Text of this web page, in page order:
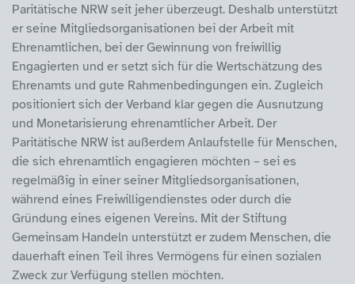
Paritätische NRW seit jeher überzeugt. Deshalb unterstützt
er seine Mitgliedsorganisationen bei der Arbeit mit
Ehrenamtlichen, bei der Gewinnung von freiwillig
Engagierten und er setzt sich für die Wertschätzung des
Ehrenamts und gute Rahmenbedingungen ein. Zugleich
positioniert sich der Verband klar gegen die Ausnutzung
und Monetarisierung ehrenamtlicher Arbeit. Der
Paritätische NRW ist außerdem Anlaufstelle für Menschen,
die sich ehrenamtlich engagieren möchten – sei es
regelmäßig in einer seiner Mitgliedsorganisationen,
während eines Freiwilligendienstes oder durch die
Gründung eines eigenen Vereins. Mit der Stiftung
Gemeinsam Handeln unterstützt er zudem Menschen, die
dauerhaft einen Teil ihres Vermögens für einen sozialen
Zweck zur Verfügung stellen möchten.